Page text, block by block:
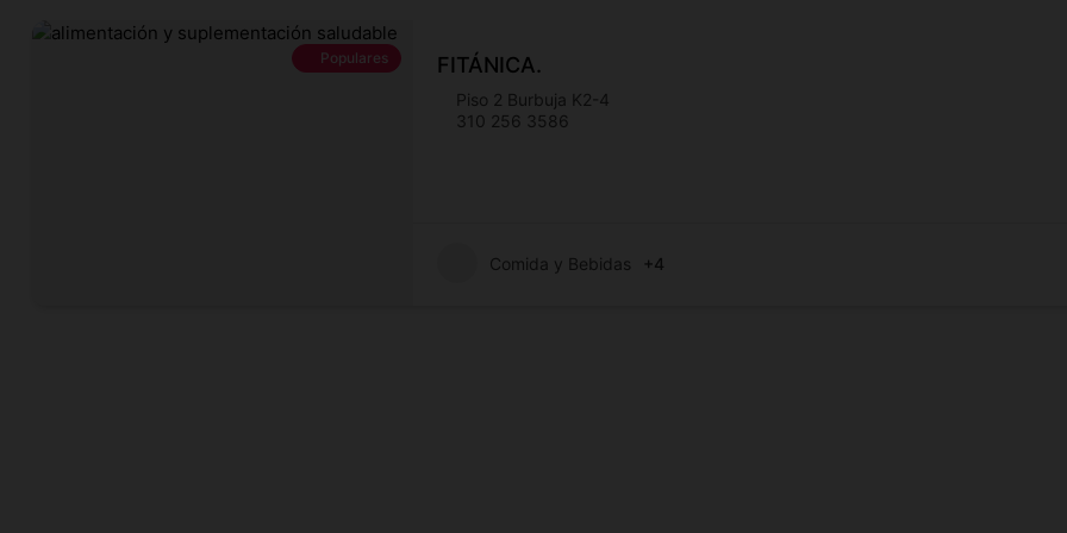
Populares FITÁNICA.
Piso 2 Burbuja K2-4
310 256 3586
Comida y Bebidas +4